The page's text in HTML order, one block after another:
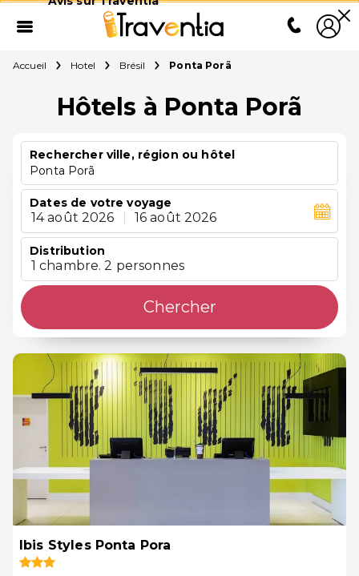
Accueil Hotel Brésil Ponta Porã
Hôtels à Ponta Porã
Rechercher ville, région ou hôtel
Ponta Porã
Dates de votre voyage
14 août 2026 16 août 2026
Distribution
1 chambre. 2 personnes
Chercher
Ibis Styles Ponta Pora